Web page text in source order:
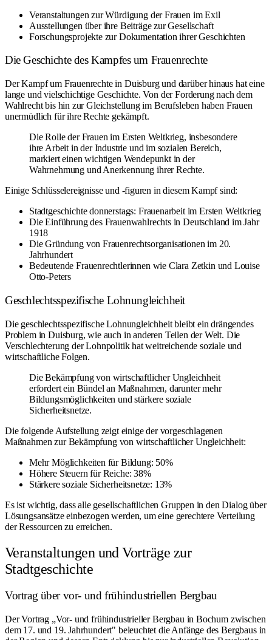
Veranstaltungen zur Würdigung der Frauen im Exil
Ausstellungen über ihre Beiträge zur Gesellschaft
Forschungsprojekte zur Dokumentation ihrer Geschichten
Die Geschichte des Kampfes um Frauenrechte
Der Kampf um Frauenrechte in Duisburg und darüber hinaus hat eine
lange und vielschichtige Geschichte. Von der Forderung nach dem
Wahlrecht bis hin zur Gleichstellung im Berufsleben haben Frauen
unermüdlich für ihre Rechte gekämpft.
Die Rolle der Frauen im Ersten Weltkrieg, insbesondere
ihre Arbeit in der Industrie und im sozialen Bereich,
markiert einen wichtigen Wendepunkt in der
Wahrnehmung und Anerkennung ihrer Rechte.
Einige Schlüsselereignisse und -figuren in diesem Kampf sind:
Stadtgeschichte donnerstags: Frauenarbeit im Ersten Weltkrieg
Die Einführung des Frauenwahlrechts in Deutschland im Jahr
1918
Die Gründung von Frauenrechtsorganisationen im 20.
Jahrhundert
Bedeutende Frauenrechtlerinnen wie Clara Zetkin und Louise
Otto-Peters
Geschlechtsspezifische Lohnungleichheit
Die geschlechtsspezifische Lohnungleichheit bleibt ein drängendes
Problem in Duisburg, wie auch in anderen Teilen der Welt. Die
Verschlechterung der Lohnpolitik hat weitreichende soziale und
wirtschaftliche Folgen.
Die Bekämpfung von wirtschaftlicher Ungleichheit
erfordert ein Bündel an Maßnahmen, darunter mehr
Bildungsmöglichkeiten und stärkere soziale
Sicherheitsnetze.
Die folgende Aufstellung zeigt einige der vorgeschlagenen
Maßnahmen zur Bekämpfung von wirtschaftlicher Ungleichheit:
Mehr Möglichkeiten für Bildung: 50%
Höhere Steuern für Reiche: 38%
Stärkere soziale Sicherheitsnetze: 13%
Es ist wichtig, dass alle gesellschaftlichen Gruppen in den Dialog über
Lösungsansätze einbezogen werden, um eine gerechtere Verteilung
der Ressourcen zu erreichen.
Veranstaltungen und Vorträge zur
Stadtgeschichte
Vortrag über vor- und frühindustriellen Bergbau
Der Vortrag „Vor- und frühindustrieller Bergbau in Bochum zwischen
dem 17. und 19. Jahrhundert" beleuchtet die Anfänge des Bergbaus in